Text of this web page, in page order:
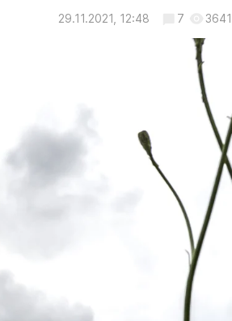
29.11.2021, 12:48 7 3641